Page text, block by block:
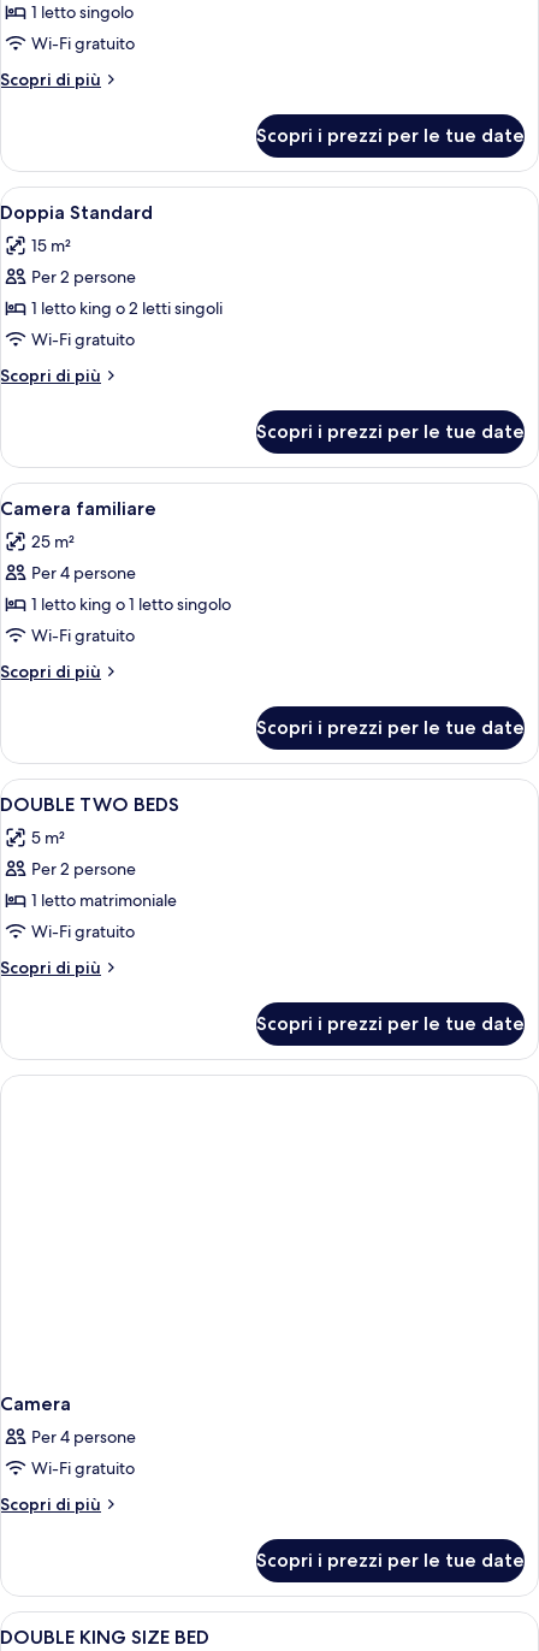
per
Doppia
uso
singolo,
letto
singolo
1 letto singolo
Wi-Fi gratuito
Scopri di più
Altri
uso
singolo,
1
letto
singolo
Scopri i prezzi per le tue date
Apri
tutte
le
foto
per
Doppia
Standard
Un balcone con sedie in vimini e un
8
Doppia Standard
15 m²
Per 2 persone
1 letto king o 2 letti singoli
Wi-Fi gratuito
Scopri di più
Altri
Standard
Scopri i prezzi per le tue date
Apri
tutte
le
foto
per
Camera
familiare
Una camera d'albergo con un letto,
8
Camera familiare
25 m²
Per 4 persone
1 letto king o 1 letto singolo
Wi-Fi gratuito
Scopri di più
Altri
familiare
Scopri i prezzi per le tue date
Apri
tutte
le
foto
per
DOUBLE
TWO
BEDS
Copriletto in piuma, una cassaforte
8
DOUBLE TWO BEDS
5 m²
Per 2 persone
1 letto matrimoniale
Wi-Fi gratuito
Scopri di più
Altri
TWO
BEDS
Scopri i prezzi per le tue date
Camera
Per 4 persone
Wi-Fi gratuito
Scopri di più
Altri
Scopri i prezzi per le tue date
Apri
Copriletto in piuma, una cassaforte
8
DOUBLE KING SIZE BED